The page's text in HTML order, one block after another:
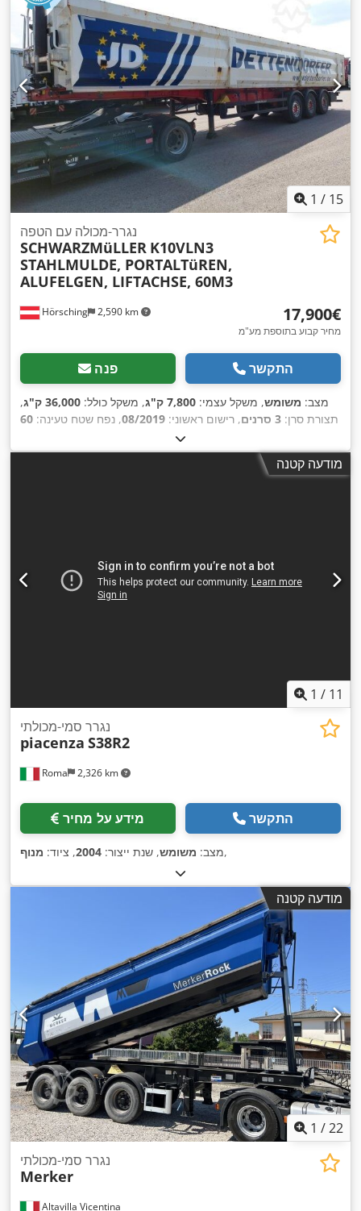
1 / 15
Hörsching 2,590 km
נגרר-מכולה עם הטפה
SCHWARZMüLLER K10VLN3
STAHLMULDE, PORTALTüREN,
ALUFELGEN, LIFTACHSE, 60M3
‏17,900 ‏€
מחיר קבוע בתוספת מע"מ
פנה התקשר
מצב: משומש, משקל עצמי: 7,800 ק"ג , משקל כולל: 36,000 ק"ג
,
תצורת סרן: 3 סרנים , רישום ראשוני: 08/2019, נפח שטח טעינה: 60
מ"ק, מתלה:
אחוז, ציוד: מערכת בלימה למניעת נעילה (ABS),
מודעה קטנה
1 / 11
Roma 2,326 km
נגרר סמי-מכולתי
piacenza S38R2
מידע על מחיר התקשר
מצב: משומש, שנת ייצור: 2004, ציוד: מנוף ,
מודעה קטנה
1 /22
Altavilla Vicentina
נגרר סמי-מכולתי
Merker